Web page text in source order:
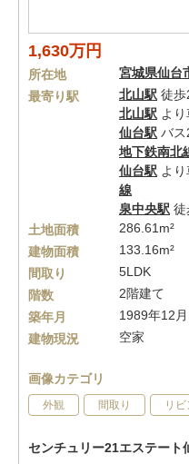
1,630万円
所在地 宮城県仙台
最寄り駅
北山駅 徒
北山駅 よ
仙台駅 バ
地下鉄南北
仙台駅 よ
線
泉中央駅 徒
土地面積
286.61m²
建物面積
133.16m²
間取り
5LDK
階数
2階建て
築年月
1989年12月
建物現況
空家
画像カテゴリ
外観 間取り リ
センチュリー21エステート